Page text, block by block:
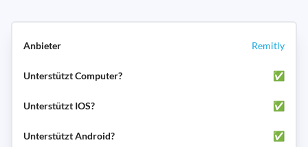
Remitly
✅
✅
✅